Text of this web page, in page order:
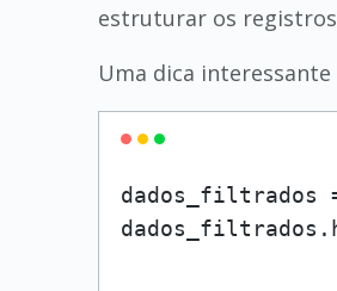
estruturar os
Uma dica
dados_filtrados